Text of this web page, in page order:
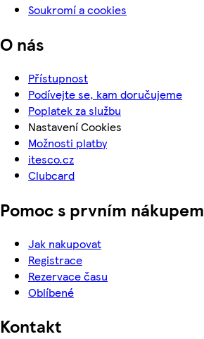
Soukromí a cookies
O nás
Přístupnost
Podívejte se, kam doručujeme
Poplatek za službu
Nastavení Cookies
Možnosti platby
itesco.cz
Clubcard
Pomoc s prvním nákupem
Jak nakupovat
Registrace
Rezervace času
Oblíbené
Kontakt